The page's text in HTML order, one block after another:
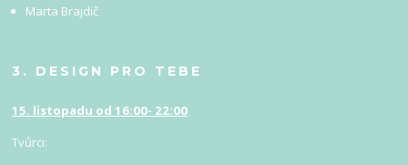
Marta Brajdič
3. DESIGN PRO TEBE
15. listopadu od 16:00- 22:00
Tvůrci: